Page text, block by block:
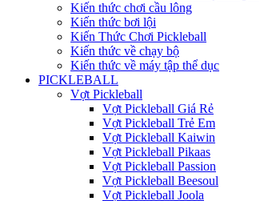
Kiến thức chơi cầu lông
Kiến thức bơi lội
Kiến Thức Chơi Pickleball
Kiến thức về chạy bộ
Kiến thức về máy tập thể dục
PICKLEBALL
Vợt Pickleball
Vợt Pickleball Giá Rẻ
Vợt Pickleball Trẻ Em
Vợt Pickleball Kaiwin
Vợt Pickleball Pikaas
Vợt Pickleball Passion
Vợt Pickleball Beesoul
Vợt Pickleball Joola